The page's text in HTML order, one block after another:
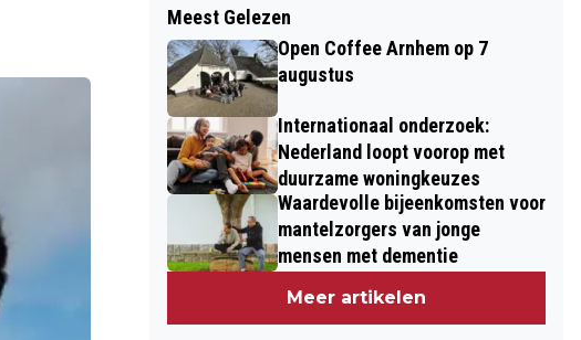
Meest Gelezen
Open Coffee Arnhem op 7
augustus
Internationaal onderzoek:
Nederland loopt voorop met
duurzame woningkeuzes
Waardevolle bijeenkomsten voor
mantelzorgers van jonge
mensen met dementie
Meer artikelen